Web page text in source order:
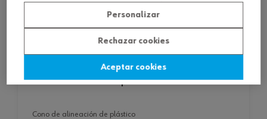
cono de alineación de plástico
cono de alineación de plástico
Personalizar
Rechazar cookies
Aceptar cookies